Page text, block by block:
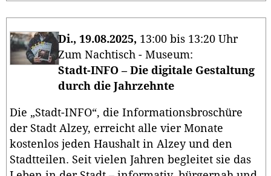
Di., 19.08.2025, 13:00 bis 13:20 Uhr
Zum Nachtisch - Museum:
Stadt-INFO – Die digitale Gestaltung
durch die Jahrzehnte
Die „Stadt-INFO“, die Informationsbroschüre
der Stadt Alzey, erreicht alle vier Monate
kostenlos jeden Haushalt in Alzey und den
Stadtteilen. Seit vielen Jahren begleitet sie das